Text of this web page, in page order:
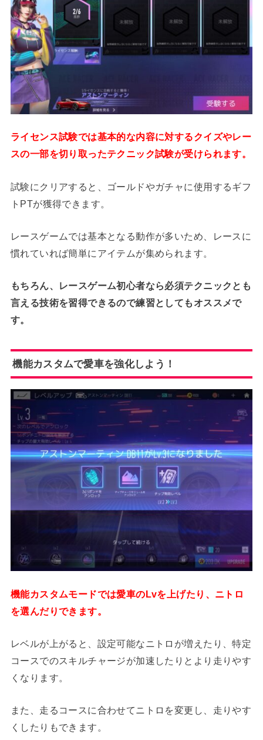
ライセンス試験では基本的な内容に対するクイズやレー
スの一部を切り取ったテクニック試験が受けられます。
試験にクリアすると、ゴールドやガチャに使用するギフ
トPTが獲得できます。
レースゲームでは基本となる動作が多いため、レースに
慣れていれば簡単にアイテムが集められます。
もちろん、レースゲーム初心者なら必須テクニックとも
言える技術を習得できるので練習としてもオススメで
す。
機能カスタムで愛車を強化しよう！
機能カスタムモードでは愛車のLvを上げたり、ニトロ
を選んだりできます。
レベルが上がると、設定可能なニトロが増えたり、特定
コースでのスキルチャージが加速したりとより走りやす
くなります。
また、走るコースに合わせてニトロを変更し、走りやす
くしたりもできます。